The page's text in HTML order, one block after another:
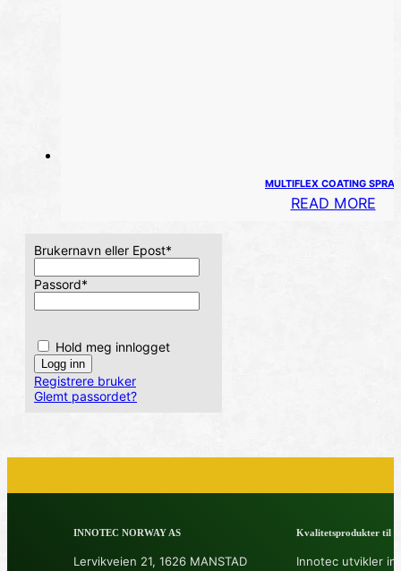
Brukernavn eller Epost*
Passord*
Hold meg innlogget
Registrere bruker
Glemt passordet?
MULTIFLEX COATING SPRAY
READ MORE
INNOTEC NORWAY AS
Lervikveien 21, 1626 MANSTAD
Kvalitetsprodukter til å
Innotec utvikler